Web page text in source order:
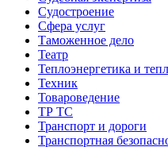
Судостроение
Сфера услуг
Таможенное дело
Театр
Теплоэнергетика и
Техник
Товароведение
ТР ТС
Транспорт и дороги
Транспортная